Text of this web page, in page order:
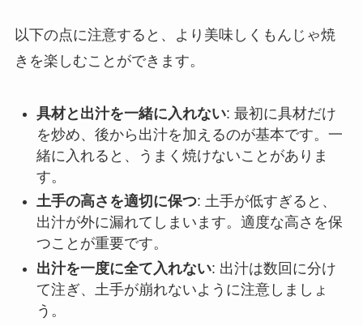
以下の点に注意すると、より美味しくもんじゃ焼
きを楽しむことができます。
具材と出汁を一緒に入れない: 最初に具材だけ
を炒め、後から出汁を加えるのが基本です。一
緒に入れると、うまく焼けないことがありま
す。
土手の高さを適切に保つ: 土手が低すぎると、
出汁が外に漏れてしまいます。適度な高さを保
つことが重要です。
出汁を一度に全て入れない: 出汁は数回に分け
て注ぎ、土手が崩れないように注意しましょ
う。